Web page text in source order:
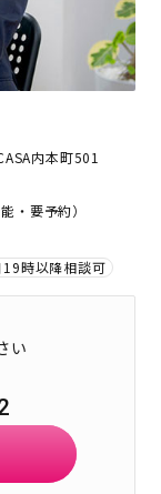
内本町501
・要予約）
19時以降相談可
い